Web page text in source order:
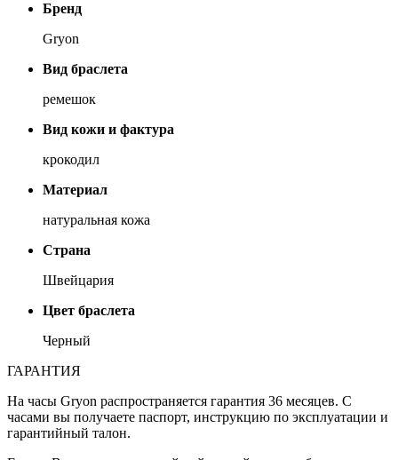
Бренд
Gryon
Вид браслета
ремешок
Вид кожи и фактура
крокодил
Материал
натуральная кожа
Страна
Швейцария
Цвет браслета
Черный
ГАРАНТИЯ
На часы Gryon распространяется гарантия 36 месяцев. С
часами вы получаете паспорт, инструкцию по эксплуатации и
гарантийный талон.